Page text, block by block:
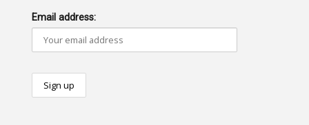
Email address: